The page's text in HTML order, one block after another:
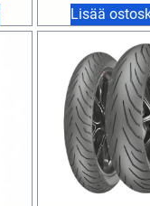
Lisää